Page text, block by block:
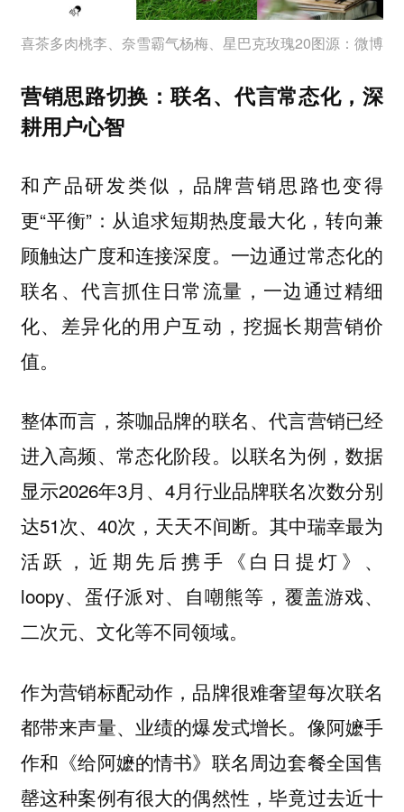
喜茶多肉桃李、奈雪霸气杨梅、星巴克玫瑰20图源：微博
营销思路切换：联名、代言常态化，深
耕用户心智
和产品研发类似，品牌营销思路也变得
更“平衡”： 从追求短期热度最大化，转向兼
顾触达广度和连接深度。 一边通过常态化的
联名、代言抓住日常流量，一边通过精细
化、差异化的用户互动，挖掘长期营销价
值。
整体而言，茶咖品牌的联名、代言营销已经
进入高频、常态化阶段。以联名为例，数据
显示2026年3月、4月行业品牌联名次数分别
达51次、40次，天天不间断。其中瑞幸最为
活跃，近期先后携手《白日提灯》、
loopy、蛋仔派对、自嘲熊等，覆盖游戏、
二次元、文化等不同领域。
作为营销标配动作，品牌很难奢望每次联名
都带来声量、业绩的爆发式增长。像阿嬷手
作和《给阿嬷的情书》联名周边套餐全国售
罄这种案例有很大的偶然性，毕竟过去近十